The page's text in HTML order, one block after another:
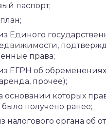
паспорт;
Единого
права;
ЕГРН об обременениях
прочее);
основании которых
получено ранее;
налогового органа об